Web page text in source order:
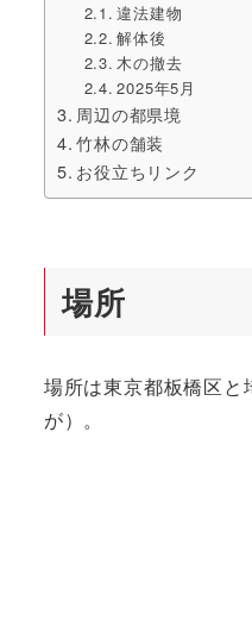
違法建物
解体後
木の撤去
2025年5月
周辺の都県境
竹林の舗装
お役立ちリンク
場所
場所は東京都板橋区
が）。